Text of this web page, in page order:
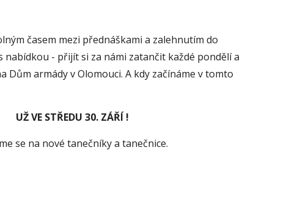
časem mezi přednáškami a zalehnutím do
nabídkou - přijít si za námi zatančit každé pondělí a
Dům armády v Olomouci. A kdy začínáme v tomto
UŽ VE STŘEDU 30. ZÁŘÍ !
se na nové tanečníky a tanečnice.